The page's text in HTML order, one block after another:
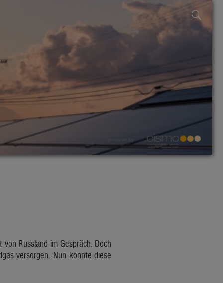
Russland im Gespräch. Doch
versorgen. Nun könnte diese